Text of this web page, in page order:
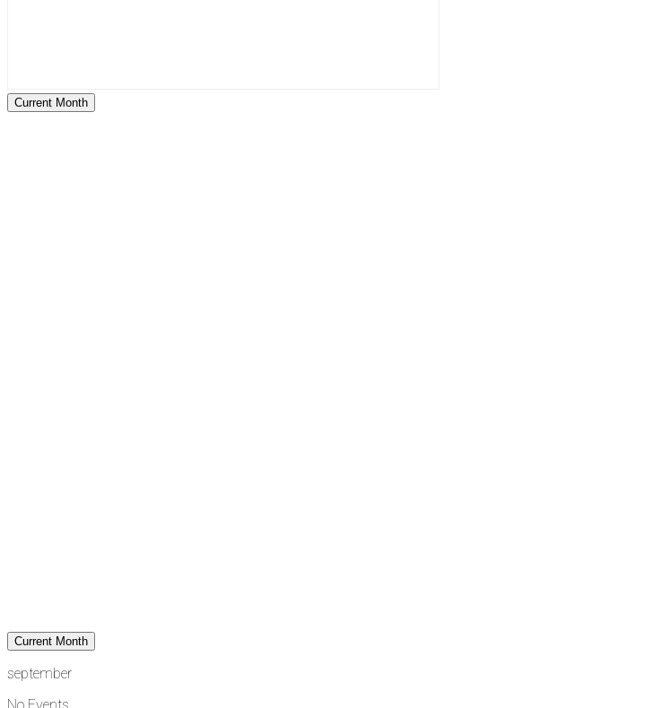
Current Month
Current Month
september
No Events